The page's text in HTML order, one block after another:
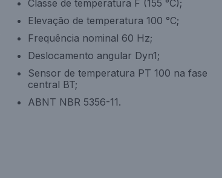
Classe de temperatura F (155 °C);
Elevação de temperatura 100 °C;
Frequência nominal 60 Hz;
Deslocamento angular Dyn1;
Sensor de temperatura PT 100 na fase
central BT;
ABNT NBR 5356-11.